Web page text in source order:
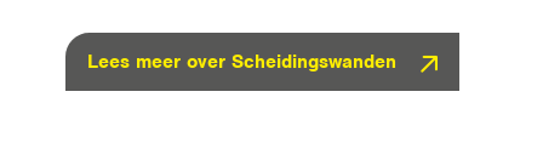
Lees meer over Scheidingswanden